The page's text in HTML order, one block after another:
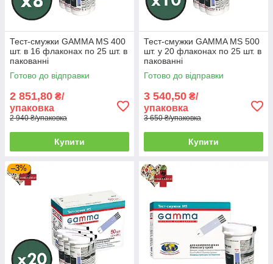
Тест-смужки GAMMA MS 400
шт. в 16 флаконах по 25 шт. в
пакованні
Готово до відправки
2 851,80 ₴/
упаковка
2 940 ₴/упаковка
Купити
Тест-смужки GAMMA MS 500
шт. у 20 флаконах по 25 шт. в
пакованні
Готово до відправки
3 540,50 ₴/
упаковка
3 650 ₴/упаковка
Купити
–3%